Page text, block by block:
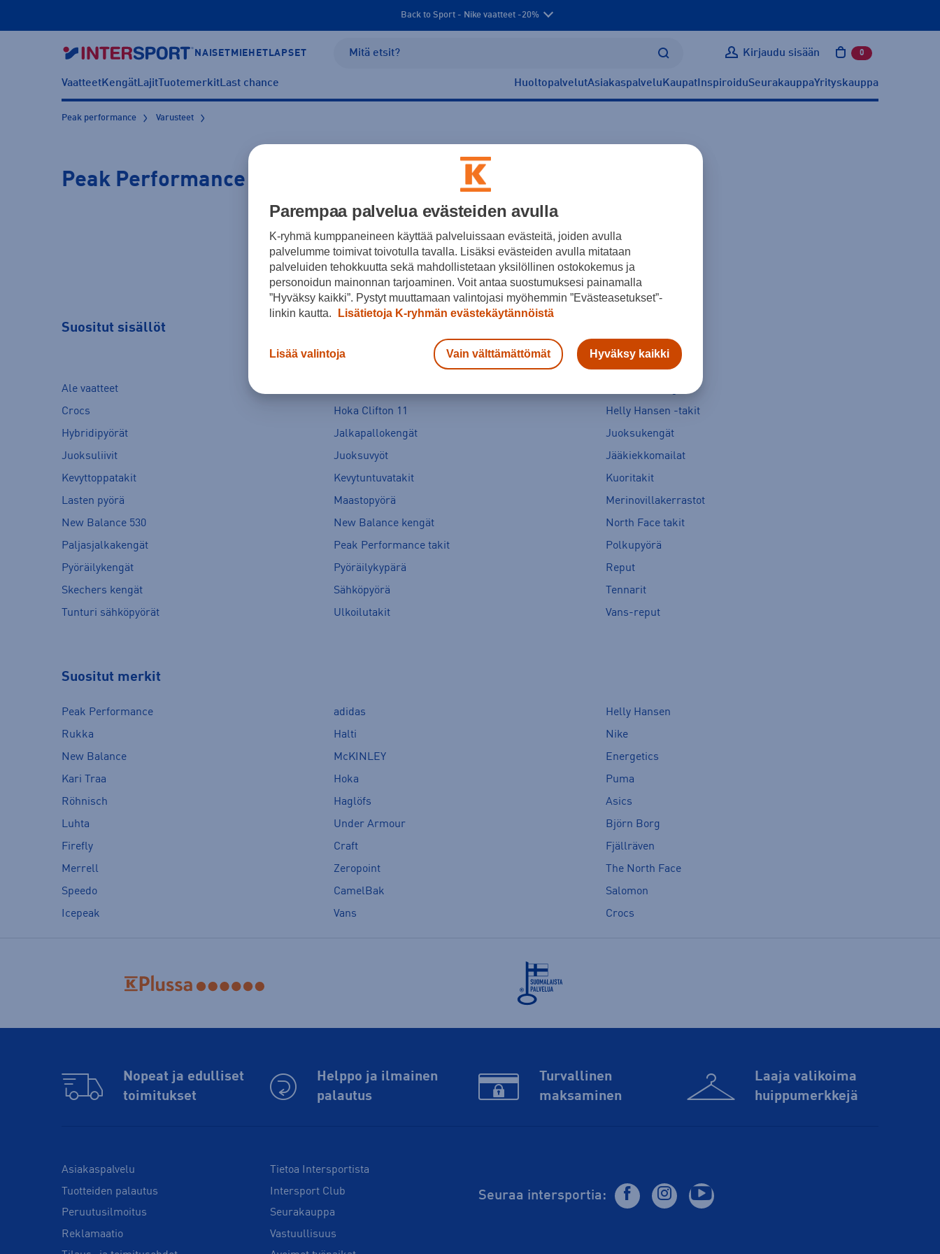
Back to Sport - Nike vaatteet -20%
NAISET MIEHET LAPSET Kirjaudu sisään 0 tuotetta
VaatteetKengätLajitTuotemerkitLast chance HuoltopalvelutAsiakaspalvelu Kaupat InspiroiduSeurakauppaYrityskauppa
Peak performance Varusteet
Peak Performance juomapullot
Ei tuotteita.
Suositut sisällöt
Ale vaatteet
Crocs
Hoka Clifton 11
Helly Hansen -takit
Hybridipyörät
Jalkapallokengät
Juoksukengät
Juoksuliivit
Juoksuvyöt
Jääkiekkomailat
Kevyttoppatakit
Kevytuntuvatakit
Kuoritakit
Lasten pyörä
Maastopyörä
Merinovillakerrastot
New Balance 530
New Balance kengät
North Face takit
Paljasjalkakengät
Peak Performance takit
Polkupyörä
Pyöräilykengät
Pyöräilykypärä
Reput
Skechers kengät
Sähköpyörä
Tennarit
Tunturi sähköpyörät
Ulkoilutakit Vans-reput
Suositut merkit
Peak Performance adidas
Helly Hansen
Rukka
Halti
Nike
New Balance
McKINLEY
Energetics
Kari Traa
Hoka
Puma
Röhnisch
Haglöfs
Asics
Luhta
Under Armour
Björn Borg
Firefly
Craft
Fjällräven
Merrell
Zeropoint
The North Face
Speedo
CamelBak
Salomon
Icepeak
Vans Crocs
Nopeat ja edulliset
toimitukset
Helppo ja ilmainen
palautus
Turvallinen
maksaminen
Laaja valikoima
huippu­merkkejä
Asiakaspalvelu
Tuotteiden palautus
Peruutusilmoitus
Reklamaatio
Tietoa Intersportista
Intersport Club
Seurakauppa
Vastuullisuus
Seuraa intersportia:
Parempaa palvelua evästeiden avulla
K-ryhmä kumppaneineen käyttää palveluissaan evästeitä, joiden avulla
palvelumme toimivat toivotulla tavalla. Lisäksi evästeiden avulla mitataan
palveluiden tehokkuutta sekä mahdollistetaan yksilöllinen ostokokemus ja
personoidun mainonnan tarjoaminen. Voit antaa suostumuksesi painamalla
”Hyväksy kaikki”. Pystyt muuttamaan valintojasi myöhemmin ”Evästeasetukset”-
linkin kautta.
Lisätietoja K-ryhmän evästekäytännöistä
Lisää valintoja Vain välttämättömät Hyväksy kaikki